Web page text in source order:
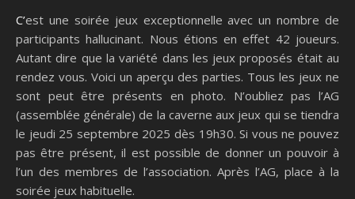
C’est une soirée jeux exceptionnelle avec un nombre de
participants hallucinant. Nous étions en effet 42 joueurs.
Autant dire que la variété dans les jeux proposés était au
rendez vous. Voici un aperçu des parties. Tous les jeux ne
sont peut être présents en photo. N’oubliez pas l’AG
(assemblée générale) de la caverne aux jeux qui se tiendra
le jeudi 25 septembre 2025 dès 19h30. Si vous ne pouvez
pas être présent, il est possible de donner un pouvoir à
l’un des membres de l’association. Après l’AG, place à la
soirée jeux habituelle.